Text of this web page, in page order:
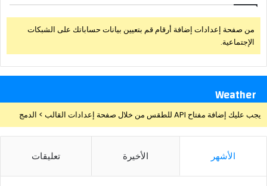
من صفحة إعدادات إضافة أرقام قم بتعيين بيانات حساباتك على الشبكات
الإجتماعية.
Weather
يجب عليك إضافة مفتاح API للطقس من خلال صفحة إعدادات القالب > الدمج
الأشهر الأخيرة تعليقات